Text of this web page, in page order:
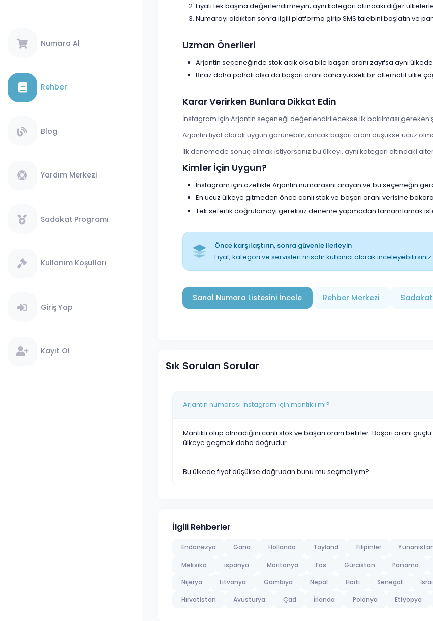
Numara Al
Rehber
Blog
Yardım Merkezi
Sadakat Programı
Kullanım Koşulları
Giriş Yap
Kayıt Ol
Fiyatı tek başına değerlendirmeyin; aynı kategori altındaki diğer
Numarayı aldıktan sonra ilgili platforma girip SMS talebini başlatın ve
Uzman Önerileri
Arjantin seçeneğinde stok açık olsa bile başarı oranı zayıfsa aynı
Biraz daha pahalı olsa da başarı oranı daha yüksek bir alternatif ülke
Karar Verirken Bunlara Dikkat Edin
İnstagram için Arjantin seçeneği değerlendirilecekse ilk bakılması gereken
Arjantin fiyat olarak uygun görünebilir, ancak başarı oranı düşükse ucuz
İlk denemede sonuç almak istiyorsanız bu ülkeyi, aynı kategori altındaki
Kimler İçin Uygun?
İnstagram için özellikle Arjantin numarasını arayan ve bu seçeneğin
En ucuz ülkeye gitmeden önce canlı stok ve başarı oranı verisine
Tek seferlik doğrulamayı gereksiz deneme yapmadan tamamlamak
Önce karşılaştırın, sonra güvenle ilerleyin
Fiyat, kategori ve servisleri misafir kullanıcı olarak
Sanal Numara Listesini İncele Rehber Merkezi
Sık Sorulan Sorular
Arjantin numarası İnstagram için mantıklı mı?
Mantıklı olup olmadığını canlı stok ve başarı oranı belirler. Başarı oranı
ülkeye geçmek daha doğrudur.
Bu ülkede fiyat düşükse doğrudan bunu mu seçmeliyim?
İlgili Rehberler
Endonezya Gana Hollanda Tayland Filipinler
Meksika ispanya Moritanya Fas Gürcistan Panama
Nijerya Litvanya Gambiya Nepal Haiti Senegal
Hırvatistan Avusturya Çad İrlanda Polonya Etiyopya